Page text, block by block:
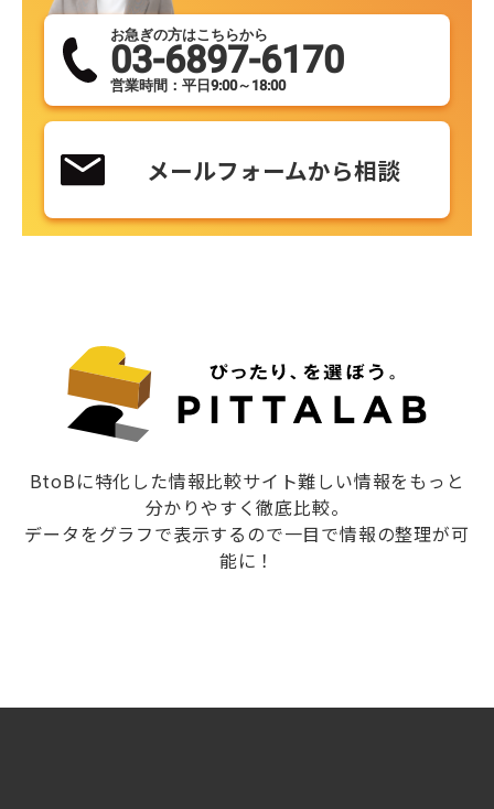
お急ぎの方はこちらから
03-6897-6170
営業時間：平日9:00～18:00
メールフォームから相談
BtoBに特化した情報比較サイト難しい情報をもっと
分かりやすく徹底比較。
データをグラフで表示するので一目で情報の整理が可
能に！